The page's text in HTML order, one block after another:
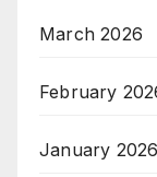
March 2026
February
January 2026